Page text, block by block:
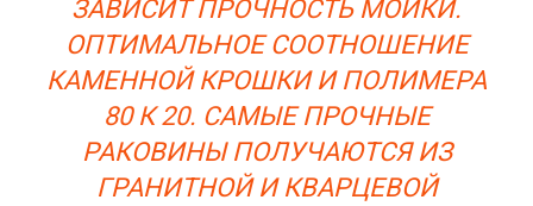
ЗАВИСИТ ПРОЧНОСТЬ МОЙКИ.
ОПТИМАЛЬНОЕ СООТНОШЕНИЕ
КАМЕННОЙ КРОШКИ И ПОЛИМЕРА
80 К 20. САМЫЕ ПРОЧНЫЕ
РАКОВИНЫ ПОЛУЧАЮТСЯ ИЗ
ГРАНИТНОЙ И КВАРЦЕВОЙ